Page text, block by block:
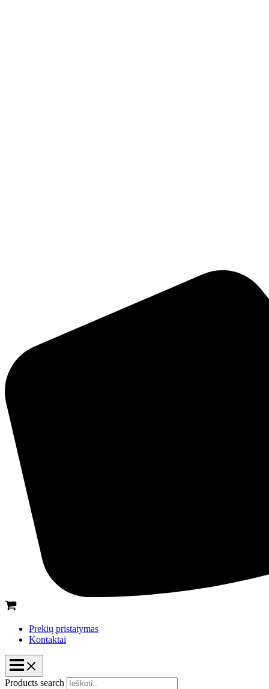
Prekių pristatymas
Kontaktai
Products search